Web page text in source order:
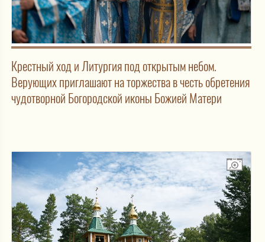
Крестный ход и Литургия под открытым небом.
Верующих приглашают на торжества в честь обретения
чудотворной Богородской иконы Божией Матери